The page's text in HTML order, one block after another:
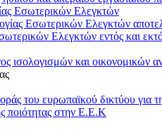
Εσωτερικών Ελεγκτών
Εσωτερικών Ελεγκτών
Ελεγκτών εντός και
ισολογισμών και οικονομικών
του ευρωπαϊκού δικτύου για
ποιότητας στην Ε.Ε.Κ